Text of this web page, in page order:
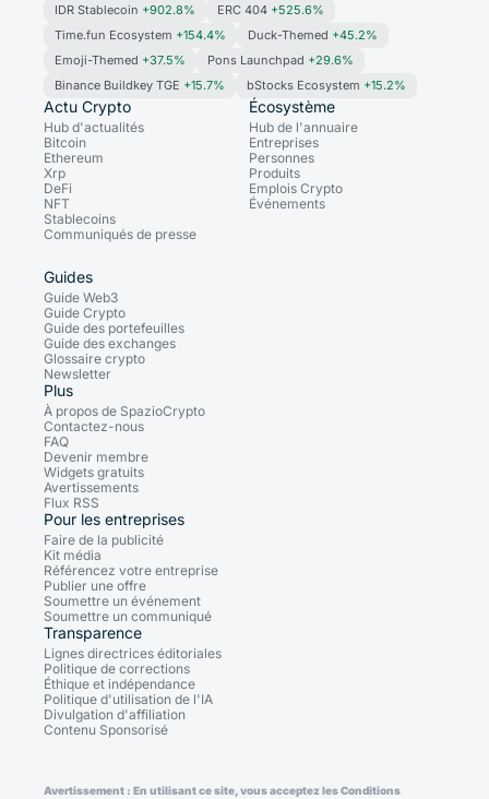
IDR Stablecoin +902.8% ERC 404 +525.6%
Time.fun Ecosystem +154.4% Duck-Themed +45.2%
Emoji-Themed +37.5% Pons Launchpad +29.6%
Binance Buildkey TGE +15.7% bStocks Ecosystem +15.2%
Actu Crypto
Hub d'actualités
Bitcoin
Ethereum
Xrp
DeFi
NFT
Stablecoins
Communiqués de presse
Écosystème
Hub de l'annuaire
Entreprises
Personnes
Produits
Emplois Crypto
Événements
Guides
Guide Web3
Guide Crypto
Guide des portefeuilles
Guide des exchanges
Glossaire crypto
Newsletter
Plus
À propos de SpazioCrypto
Contactez-nous
FAQ
Devenir membre
Widgets gratuits
Avertissements
Flux RSS
Pour les entreprises
Faire de la publicité
Kit média
Référencez votre entreprise
Publier une offre
Soumettre un événement
Soumettre un communiqué
Transparence
Lignes directrices éditoriales
Politique de corrections
Éthique et indépendance
Politique d'utilisation de l'IA
Divulgation d'affiliation
Contenu Sponsorisé
Avertissement : En utilisant ce site, vous acceptez les Conditions